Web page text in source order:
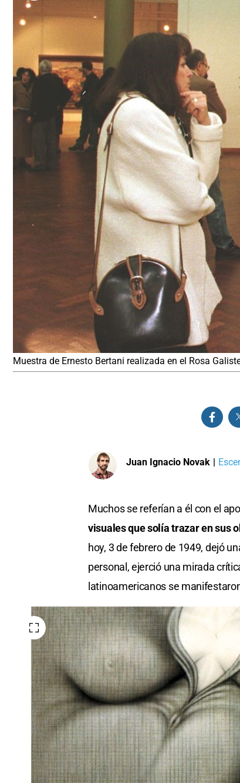
Muestra de Ernesto Bertani realizada en el Rosa
Juan Ignacio Novak |
Muchos se referían a él con el
visuales que solía trazar en sus
hoy, 3 de febrero de 1949, dejó
personal, ejerció una mirada
latinoamericanos se